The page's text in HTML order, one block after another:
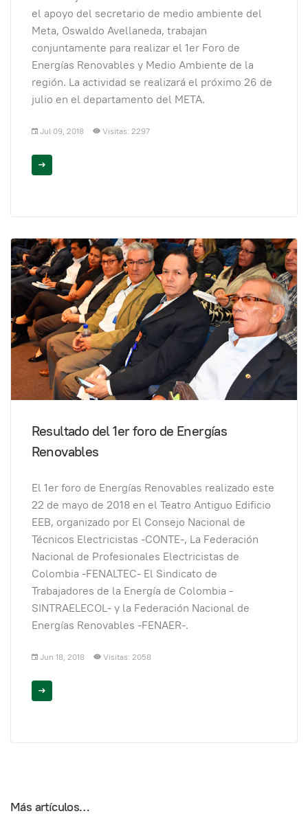
el apoyo del secretario de medio ambiente del
Meta, Oswaldo Avellaneda, trabajan
conjuntamente para realizar el 1er Foro de
Energías Renovables y Medio Ambiente de la
región. La actividad se realizará el próximo 26 de
julio en el departamento del META.
Jul 09, 2018 Visitas: 2297
Resultado del 1er foro de Energías
Renovables
El 1er foro de Energías Renovables realizado este
22 de mayo de 2018 en el Teatro Antiguo Edificio
EEB, organizado por El Consejo Nacional de
Técnicos Electricistas -CONTE-, La Federación
Nacional de Profesionales Electricistas de
Colombia -FENALTEC- El Sindicato de
Trabajadores de la Energía de Colombia -
SINTRAELECOL- y la Federación Nacional de
Energías Renovables -FENAER-.
Jun 18, 2018 Visitas: 2058
Más artículos…